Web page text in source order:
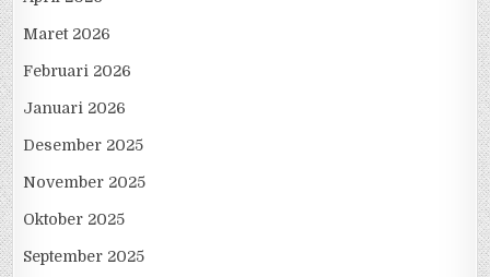
Maret 2026
Februari 2026
Januari 2026
Desember 2025
November 2025
Oktober 2025
September 2025